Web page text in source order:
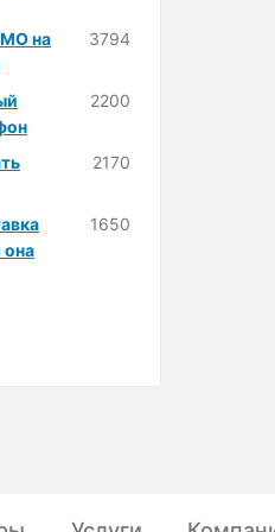
на
3794
2200
2170
она
1650